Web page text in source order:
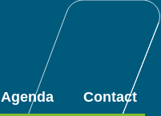
Agenda Contact